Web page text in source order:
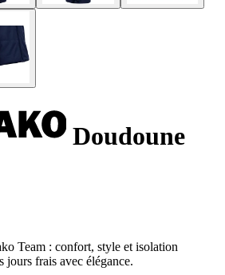
Doudoune
Team : confort, style et isolation
frais avec élégance.